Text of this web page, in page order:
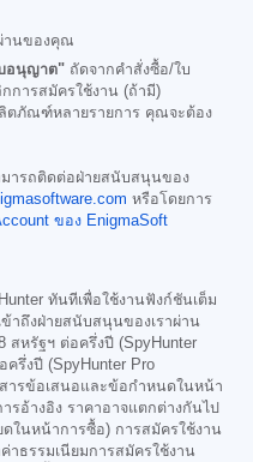
านของคุณ
อนุญาต" ถัดจากคำสั่งซื้อ/ใบ
การสมัครใช้งาน (ถ้ามี)
ตภัณฑ์หลายรายการ คุณจะต้อง
ารถติดต่อฝ่ายสนับสนุนของ
หรือโดยการ
ของ EnigmaSoft
ทันทีเพื่อใช้งานฟังก์ชันเต็ม
าถึงฝ่ายสนับสนุนของเราผ่าน
สหรัฐฯ ต่อครึ่งปี (SpyHunter
ครึ่งปี (SpyHunter Pro
ารข้อเสนอและข้อกำหนดในหน้า
รอ้างอิง ราคาอาจแตกต่างกันไป
ในหน้าการซื้อ) การสมัครใช้งาน
าธรรมเนียมการสมัครใช้งาน